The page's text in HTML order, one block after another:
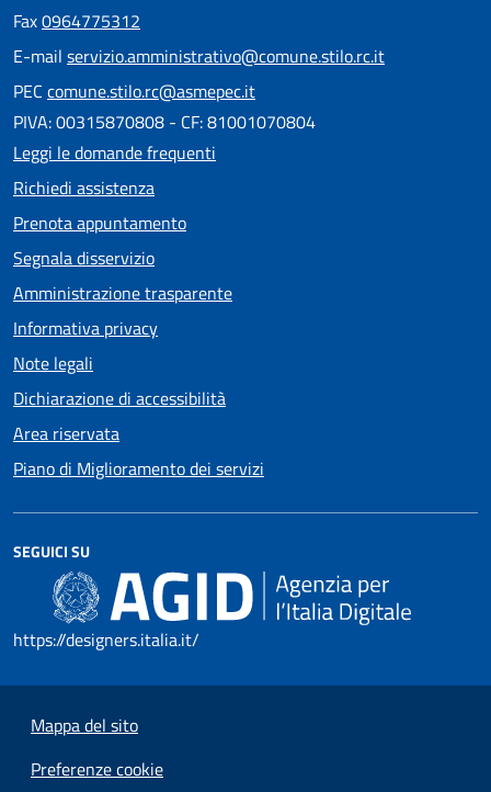
Fax0964775312
E-mail servizio.amministrativo@comune.stilo.rc.it
PEC comune.stilo.rc@asmepec.it
PIVA: 00315870808 - CF: 81001070804
Leggi le domande frequenti
Richiedi assistenza
Prenota appuntamento
Segnala disservizio
Amministrazione trasparente
Informativa privacy
Note legali
Dichiarazione di accessibilità
Area riservata
Piano di Miglioramento dei servizi
SEGUICI SU
https://designers.italia.it/
Mappa del sito
Preferenze cookie